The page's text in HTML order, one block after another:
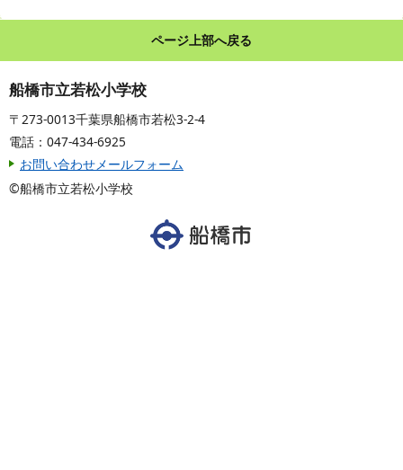
ページ上部へ戻る
船橋市立若松小学校
〒273-0013千葉県船橋市若松3-2-4
電話：047-434-6925
お問い合わせメールフォーム
©船橋市立若松小学校